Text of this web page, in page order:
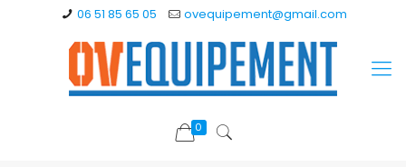
06 51 85 65 05 ovequipement@gmail.com
0